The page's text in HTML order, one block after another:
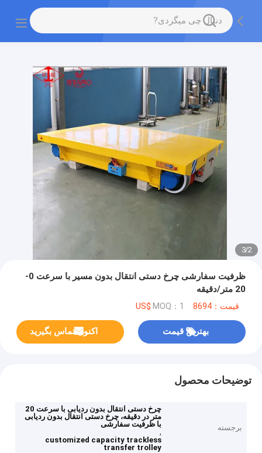
gtag('config', 'G-QWE9HWC3PF', {cookie_flags:
"SameSite=None;Secure"});
2
/
3
ظرفیت سفارشی چرخ دستی انتقال بدون مسیر با سرعت 0-
20 متر/دقیقه
قیمت：8694 US$ MOQ：1
بهترین قیمت اکنون تماس بگیرید
توضیحات محصول
برجسته
چرخ دستی انتقال بدون ردیابی با سرعت 20
متر در دقیقه، چرخ دستی انتقال بدون ردیابی
با ظرفیت سفارشی
,
customized capacity trackless
transfer trolley